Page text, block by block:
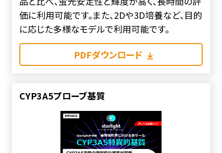
価に利用可能です。また、2Dや3D培養など、目的
に応じた多様なモデルで利用可能です。
PDFダウンロード
CYP3A5プローブ基質